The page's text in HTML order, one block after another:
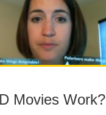
Movies Work?